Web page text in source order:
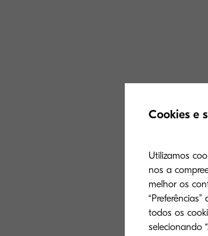
Cookies e
Utilizamos
nos a
melhor os
todos os
selecionando